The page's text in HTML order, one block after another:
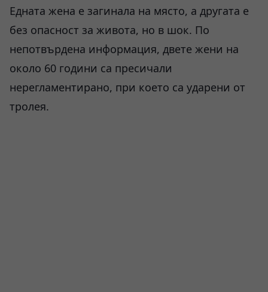
Едната жена е загинала на място, а другата е
без опасност за живота, но в шок. По
непотвърдена информация, двете жени на
около 60 години са пресичали
нерегламентирано, при което са ударени от
тролея.